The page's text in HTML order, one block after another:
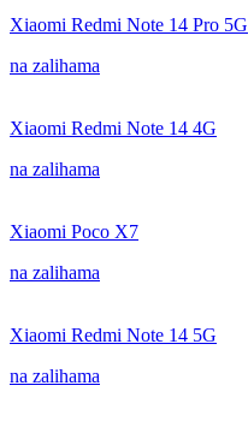
Xiaomi Redmi Note 14 Pro 5G
na zalihama
Xiaomi Redmi Note 14 4G
na zalihama
Xiaomi Poco X7
na zalihama
Xiaomi Redmi Note 14 5G
na zalihama